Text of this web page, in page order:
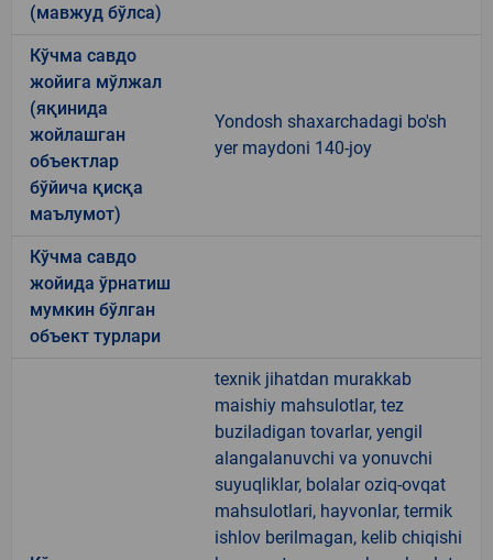
(мавжуд бўлса)
Кўчма савдо
жойига мўлжал
(яқинида
жойлашган
объектлар
бўйича қисқа
маълумот)
Yondosh shaxarchadagi bo'sh
yer maydoni 140-joy
Кўчма савдо
жойида ўрнатиш
мумкин бўлган
объект турлари
texnik jihatdan murakkab
maishiy mahsulotlar, tez
buziladigan tovarlar, yengil
alangalanuvchi va yonuvchi
suyuqliklar, bolalar oziq-ovqat
mahsulotlari, hayvonlar, termik
ishlov berilmagan, kelib chiqishi